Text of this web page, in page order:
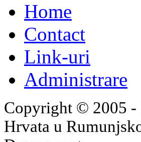
Home
Contact
Link-uri
Administrare
Copyright © 2005 -
Hrvata u